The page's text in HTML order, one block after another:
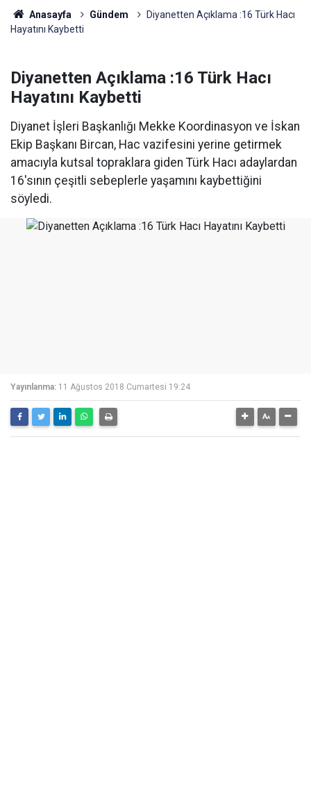
Anasayfa Gündem
Diyanetten Açıklama :16 Türk Hacı
Hayatını Kaybetti
Diyanetten Açıklama :16 Türk Hacı
Hayatını Kaybetti
Diyanet İşleri Başkanlığı Mekke Koordinasyon ve İskan
Ekip Başkanı Bircan, Hac vazifesini yerine getirmek
amacıyla kutsal topraklara giden Türk Hacı adaylardan
16'sının çeşitli sebeplerle yaşamını kaybettiğini
söyledi.
Yayınlanma: 11 Ağustos 2018 Cumartesi 19:24